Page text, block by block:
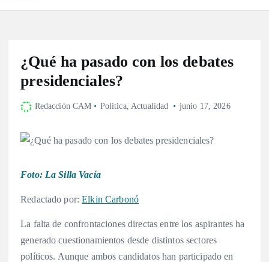
¿Qué ha pasado con los debates
presidenciales?
Redacción CAM Política, Actualidad junio 17, 2026
Foto: La Silla Vacía
Redactado por:Elkin Carbonó
La falta de confrontaciones directas entre los aspirantes ha
generado cuestionamientos desde distintos sectores
políticos. Aunque ambos candidatos han participado en